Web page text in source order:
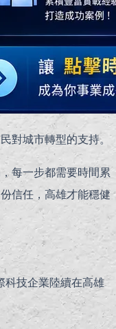
對城市轉型的支持。
每一步都需要時間累
信任，高雄才能穩健
科技企業陸續在高雄